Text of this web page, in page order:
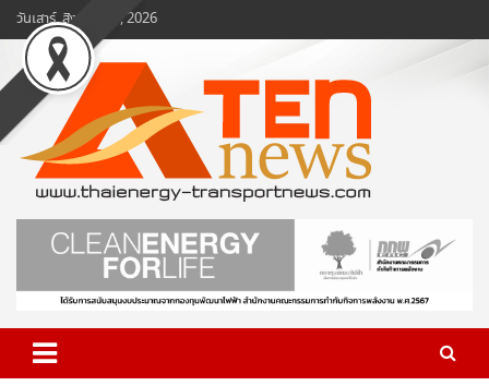
Skip
to
content
วันเสาร์, สิงหาคม 8, 2026
www.ten-news.com
ข่าวพลังงานและคมนาคม